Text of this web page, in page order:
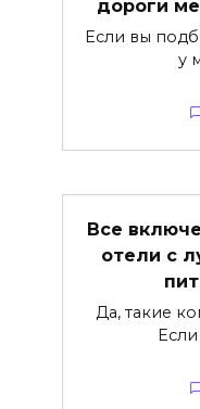
дороги
Если вы
у
Все
отели с
Да, такие